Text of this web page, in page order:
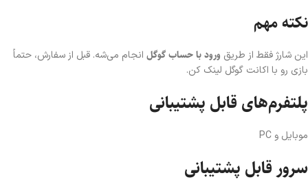
نکته مهم
این شارژ فقط از طریق ورود با حساب گوگل انجام می‌شه. قبل از سفارش، حتماً
بازی رو با اکانت گوگل لینک کن.
پلتفرم‌های قابل پشتیبانی
موبایل و PC
سرور قابل پشتیبانی